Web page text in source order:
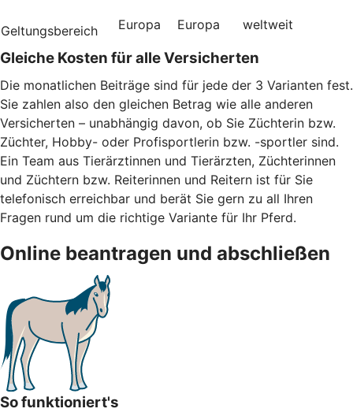
Geltungsbereich Europa Europa weltweit
Gleiche Kosten für alle Versicherten
Die monatlichen Beiträge sind für jede der 3 Varianten fest.
Sie zahlen also den gleichen Betrag wie alle anderen
Versicherten – unabhängig davon, ob Sie Züchterin bzw.
Züchter, Hobby- oder Profisportlerin bzw. -sportler sind.
Ein Team aus Tierärztinnen und Tierärzten, Züchterinnen
und Züchtern bzw. Reiterinnen und Reitern ist für Sie
telefonisch erreichbar und berät Sie gern zu all Ihren
Fragen rund um die richtige Variante für Ihr Pferd.
Online beantragen und abschließen
So funktioniert's